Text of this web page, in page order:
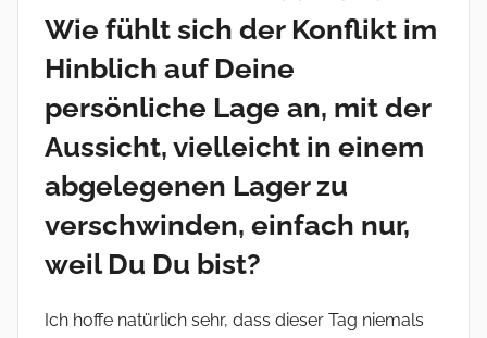
Wie fühlt sich der Konflikt im
Hinblich auf Deine
persönliche Lage an, mit der
Aussicht, vielleicht in einem
abgelegenen Lager zu
verschwinden, einfach nur,
weil Du Du bist?
Ich hoffe natürlich sehr, dass dieser Tag niemals